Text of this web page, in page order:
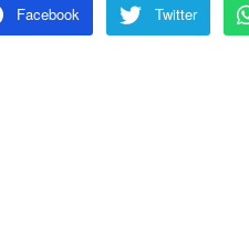
Facebook Twitter